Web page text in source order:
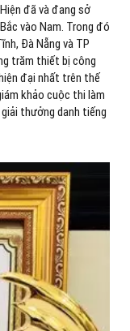
đã và đang sở
vào Nam. Trong đó
Đà Nẵng và TP
trăm thiết bị công
đại nhất trên thế
khảo cuộc thi làm
thưởng danh tiếng